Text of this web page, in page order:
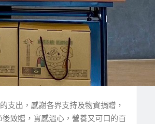
支出，感謝各界支持及物資捐贈，
致贈，實感溫心，營養又可口的百